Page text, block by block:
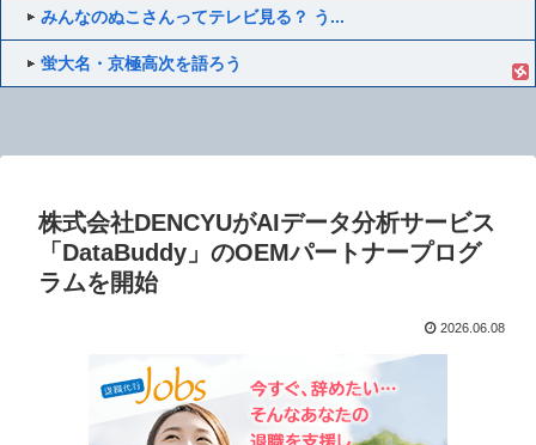
みんなのぬこさんってテレビ見る？ う...
蛍大名・京極高次を語ろう
株式会社DENCYUがAIデータ分析サービス
「DataBuddy」のOEMパートナープログ
ラムを開始
2026.06.08